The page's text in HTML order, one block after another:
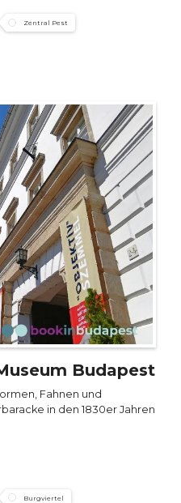
Zentral Pest
Budapest
Fahnen und
in den 1830er Jahren
Burgviertel